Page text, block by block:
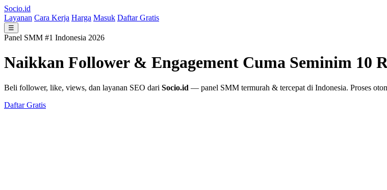
Socio.id
Layanan Cara Kerja Harga Masuk Daftar Gratis
☰
Panel SMM #1 Indonesia 2026
Naikkan Follower & Engagement Cuma Seminim 10
Beli follower, like, views, dan layanan SEO dari Socio.id — panel SMM termurah & tercepat di Indonesia. Proses
Daftar Gratis